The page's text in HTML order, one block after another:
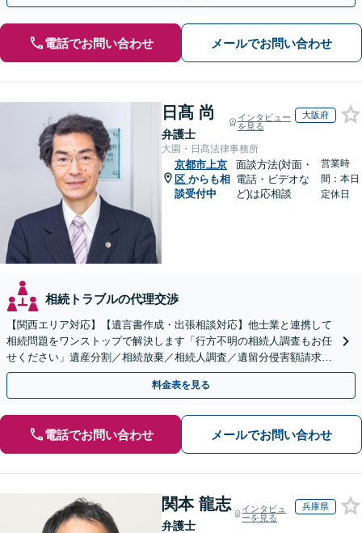
電話でお問い合わせ メールでお問い合わせ
日髙 尚
弁護士
インタビュー
を見る
大阪府
大園・日髙法律事務所
京都市上京
区 からも相
談受付中
面談方法(対面・
電話・ビデオな
ど)は応相談
営業時
間：本日
定休日
相続トラブルの代理交渉
【関西エリア対応】【遺言書作成・出張相談対応】他士業と連携して
相続問題をワンストップで解決します「行方不明の相続人調査もお任
せください」遺産分割／相続放棄／相続人調査／遺留分侵害額請求／
登記など【休日・夜間面談可】【分割払い対応】
料金表を見る
電話でお問い合わせ メールでお問い合わせ
関本 龍志
弁護士
インタビュ
ーを見る
兵庫県